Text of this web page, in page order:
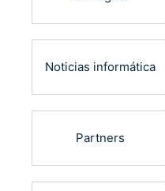
Noticias informática
Partners